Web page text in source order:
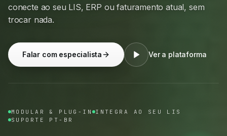
conecte ao seu LIS, ERP ou faturamento atual, sem
trocar nada.
Falar com especialista Ver a plataforma
MODULAR & PLUG-IN INTEGRA AO SEU LIS
SUPORTE PT-BR